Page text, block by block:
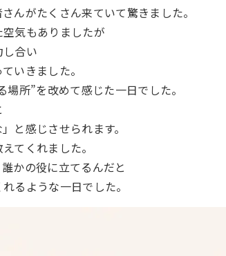
んがたくさん来ていて驚きました。
気もありましたが
合い
いきました。
所”を改めて感じた一日でした。
と感じさせられます。
てくれました。
かの役に立てるんだと
るような一日でした。